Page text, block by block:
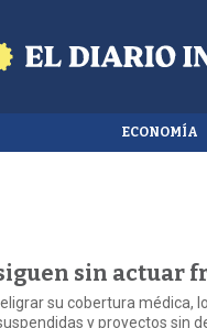
ECONOMÍA
sin actuar
su cobertura médica,
y proyectos sin